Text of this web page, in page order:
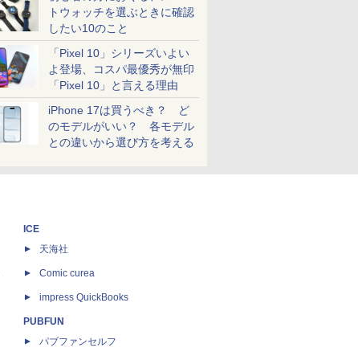
トウォッチを選ぶときに確認
したい10のこと
「Pixel 10」シリーズいよい
よ登場、コスパ最優秀が無印
「Pixel 10」と言える理由
iPhone 17は買うべき？ ど
のモデルがいい？ 各モデル
との違いから選び方を考える
ICE
天海社
Comic curea
impress QuickBooks
PUBFUN
パブファンセルフ